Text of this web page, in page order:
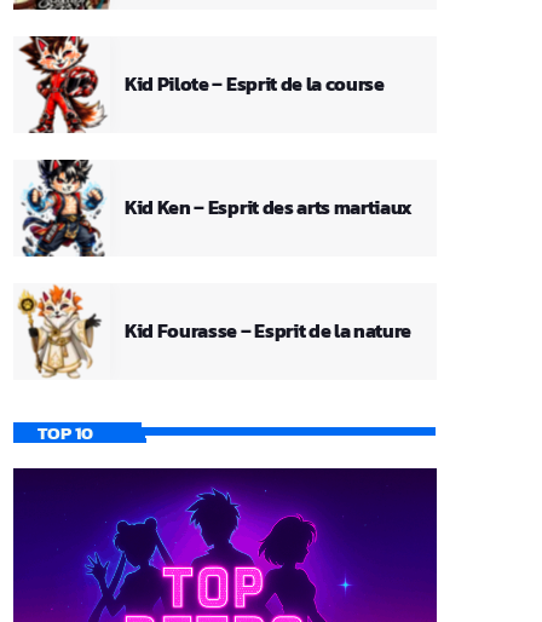
Kid Pilote – Esprit de la course
Kid Ken – Esprit des arts martiaux
Kid Fourasse – Esprit de la nature
TOP 10